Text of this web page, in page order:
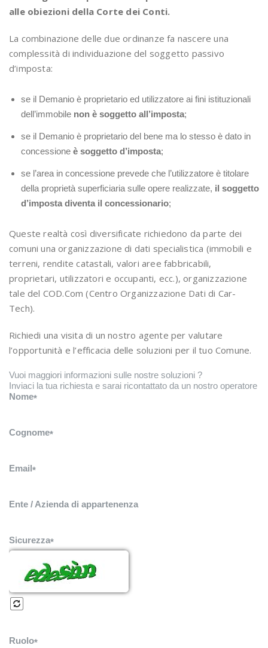
alle obiezioni della Corte dei Conti.
La combinazione delle due ordinanze fa nascere una
complessità di individuazione del soggetto passivo
d’imposta:
se il Demanio è proprietario ed utilizzatore ai fini istituzionali
dell’immobile non è soggetto all’imposta;
se il Demanio è proprietario del bene ma lo stesso è dato in
concessione è soggetto d’imposta;
se l’area in concessione prevede che l’utilizzatore è titolare
della proprietà superficiaria sulle opere realizzate, il soggetto
d’imposta diventa il concessionario;
Queste realtà così diversificate richiedono da parte dei
comuni una organizzazione di dati specialistica (immobili e
terreni, rendite catastali, valori aree fabbricabili,
proprietari, utilizzatori e occupanti, ecc.), organizzazione
tale del COD.Com (Centro Organizzazione Dati di Car-
Tech).
Richiedi una visita di un nostro agente per valutare
l’opportunità e l’efficacia delle soluzioni per il tuo Comune.
Vuoi maggiori informazioni sulle nostre soluzioni ?
Inviaci la tua richiesta e sarai ricontattato da un nostro operatore
Nome*
Cognome*
Email*
Ente / Azienda di appartenenza
Sicurezza*
Ruolo*